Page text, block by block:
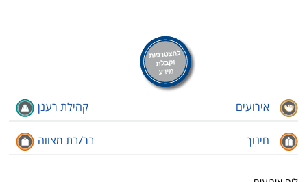
אירועים קהילת רענן
חינוך בר/בת מצווה